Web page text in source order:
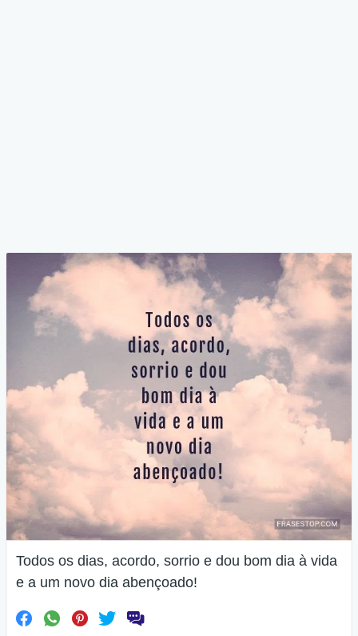
Todos os dias, acordo, sorrio e dou bom dia à vida
e a um novo dia abençoado!